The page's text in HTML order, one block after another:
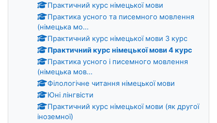
Практичний курс німецької мови
Практика усного та писемного мовлення
(німецька мо...
Практичний курс німецької мови 3 курс
Практичний курс німецької мови 4 курс
Практика усного і писемного мовлення
(німецька мов...
Філологічне читання німецької мови
Юні лінгвісти
Практичний курс німецької мови (як другої
іноземної)